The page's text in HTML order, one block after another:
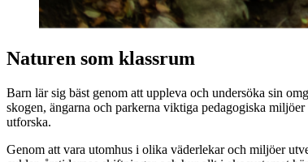
Naturen som klassrum
Barn lär sig bäst genom att uppleva och undersöka sin
skogen, ängarna och parkerna viktiga pedagogiska
utforska.
Genom att vara utomhus i olika väderlekar och miljöer